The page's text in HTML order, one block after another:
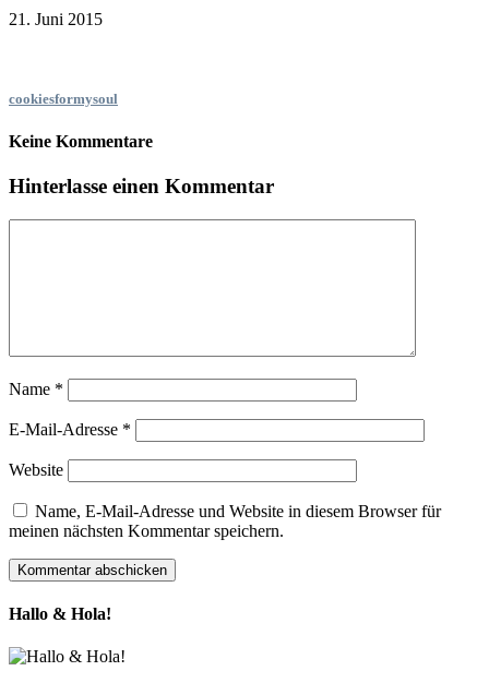
21. Juni 2015
cookiesformysoul
Keine Kommentare
Hinterlasse einen Kommentar
Name *
E-Mail-Adresse *
Website
Name, E-Mail-Adresse und Website in diesem Browser für
meinen nächsten Kommentar speichern.
Hallo & Hola!